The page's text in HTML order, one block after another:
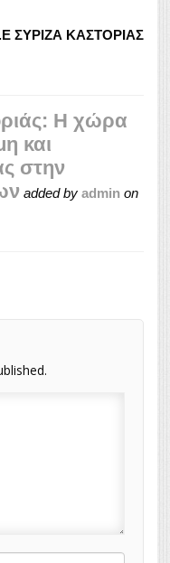
ΚΑΣΤΟΡΙΑΣ
Η χώρα
και
στην
added by admin on